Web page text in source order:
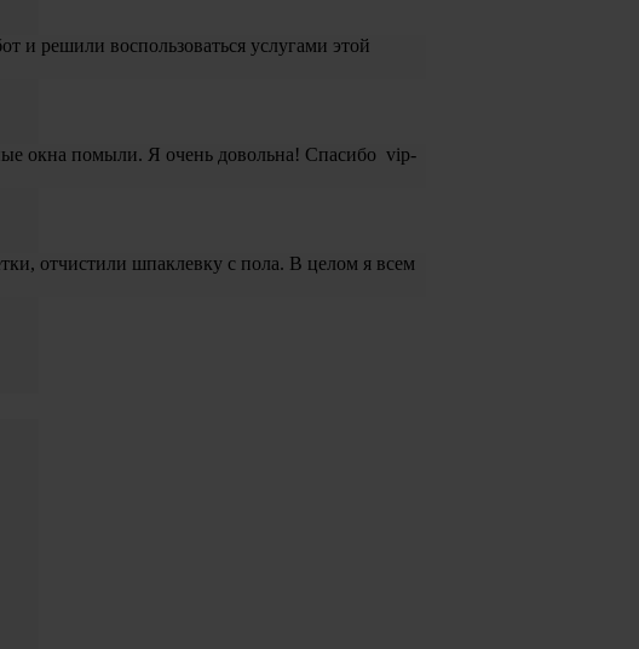
и решили воспользоваться услугами этой
окна помыли. Я очень довольна! Спасибо vip-
отчистили шпаклевку с пола. В целом я всем